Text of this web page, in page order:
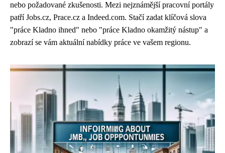
nebo požadované zkušenosti. Mezi nejznámější pracovní portály
patří Jobs.cz, Prace.cz a Indeed.com. Stačí zadat klíčová slova
"práce Kladno ihned" nebo "práce Kladno okamžitý nástup" a
zobrazí se vám aktuální nabídky práce ve vašem regionu.